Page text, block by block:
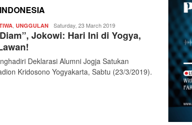
UNGGULAN Redaksi
|
kabarkota
Saturday, 23 March 2019
Jokowi: Hari Ini di Yogya,
Deklarasi Alumni Jogja Satukan
Kridosono Yogyakarta, Sabtu (23/3/2019).